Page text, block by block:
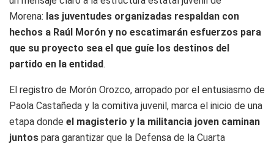
Morena: las juventudes organizadas respaldan con
hechos a Raúl Morón y no escatimarán esfuerzos para
que su proyecto sea el que guíe los destinos del
partido en la entidad.
El registro de Morón Orozco, arropado por el entusiasmo de
Paola Castañeda y la comitiva juvenil, marca el inicio de una
etapa donde el magisterio y la militancia joven caminan
juntos para garantizar que la Defensa de la Cuarta